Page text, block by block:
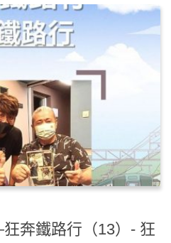
奔鐵路行（13）- 狂